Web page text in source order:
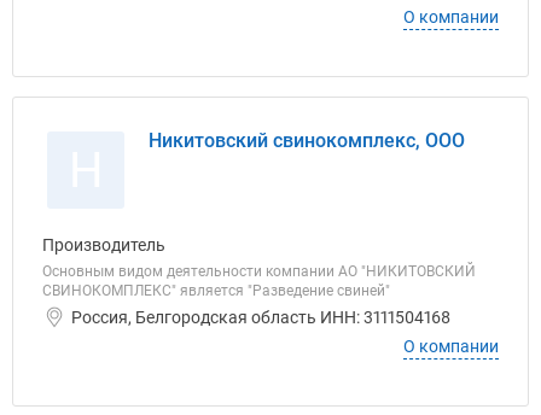
О компании
Никитовский свинокомплекс, ООО
Производитель
Основным видом деятельности компании АО "НИКИТОВСКИЙ
СВИНОКОМПЛЕКС" является "Разведение свиней"
Россия, Белгородская область ИНН: 3111504168
О компании